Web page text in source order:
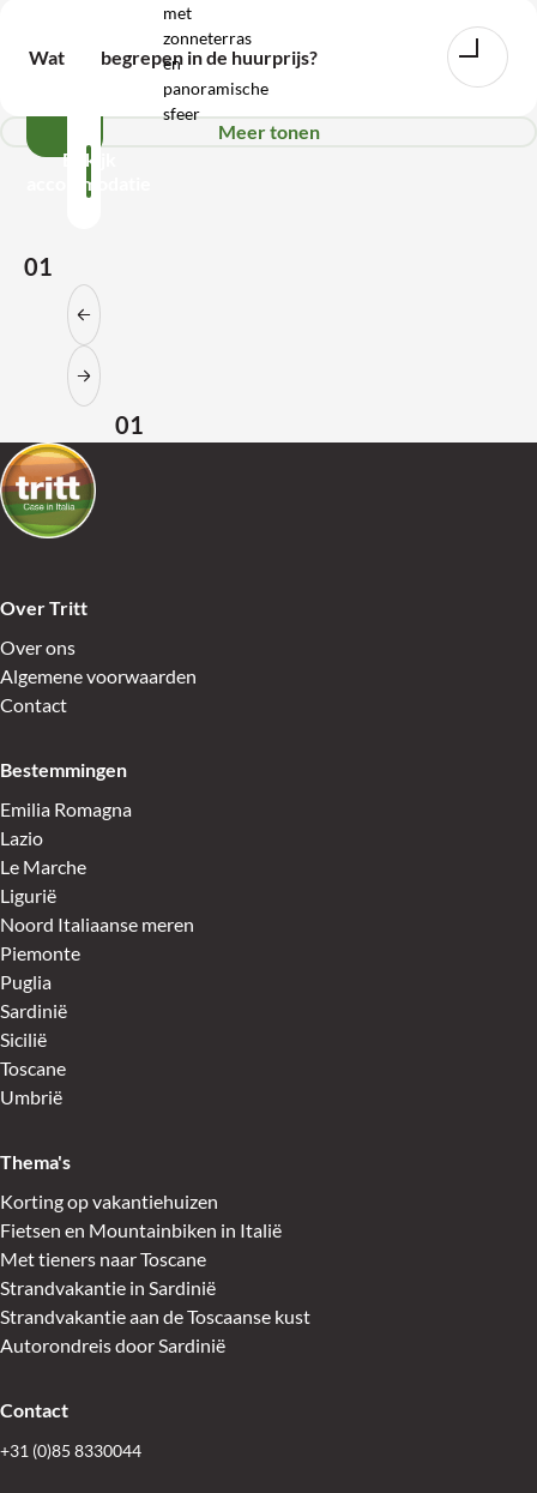
Wat is inbegrepen in de huurprijs?
Meer tonen
met
zonneterras
en
panoramische
sfeer
Bekijk
accommodatie
01
Vorige slide
Volgende slide
01
Terug naar de startpagina
Over Tritt
Over ons
Algemene voorwaarden
Contact
Bestemmingen
Emilia Romagna
Lazio
Le Marche
Ligurië
Noord Italiaanse meren
Piemonte
Puglia
Sardinië
Sicilië
Toscane
Umbrië
Thema's
Korting op vakantiehuizen
Fietsen en Mountainbiken in Italië
Met tieners naar Toscane
Strandvakantie in Sardinië
Strandvakantie aan de Toscaanse kust
Autorondreis door Sardinië
Contact
+31 (0)85 8330044